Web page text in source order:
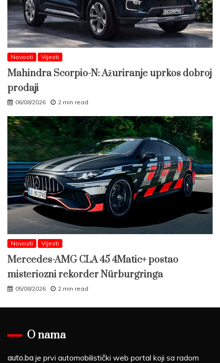
Novosti Vijesti
Mahindra Scorpio-N: Ažuriranje uprkos dobroj
prodaji
06/08/2026 2 min read
Novosti Vijesti
Mercedes-AMG CLA 45 4Matic+ postao
misteriozni rekorder Nürburgringa
05/08/2026 2 min read
O nama
auto.ba je prvi automobilistički web portal koji sa radom